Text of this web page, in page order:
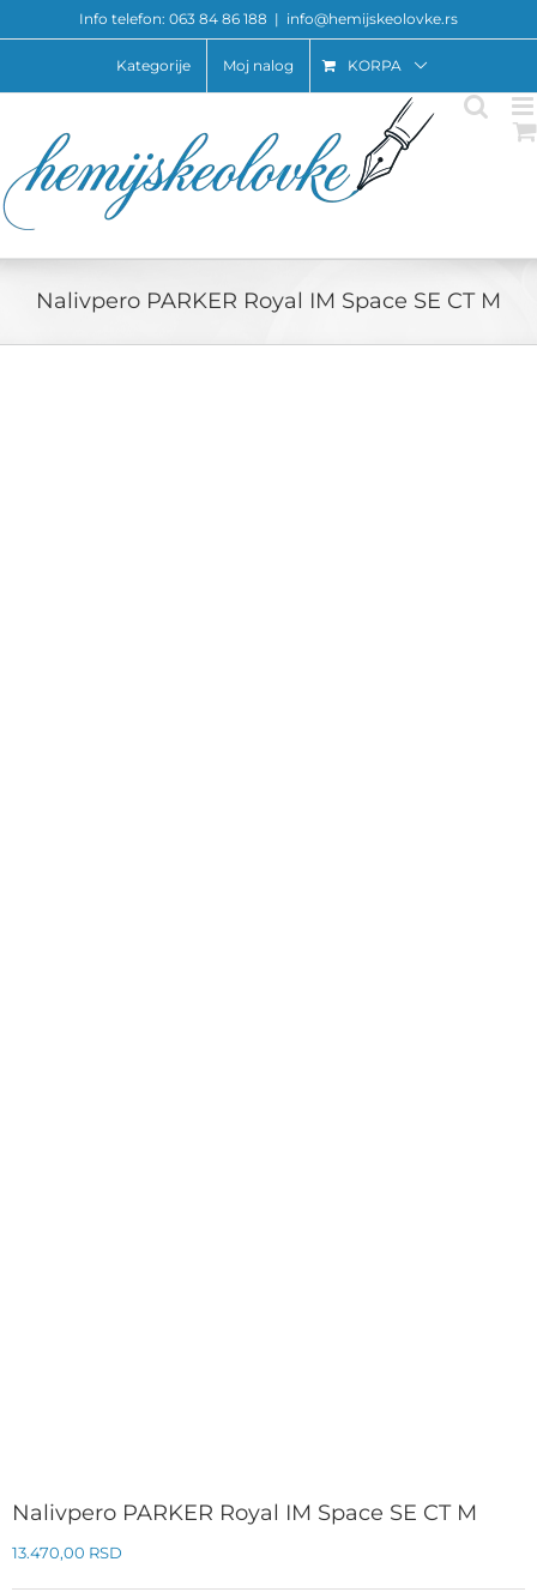
Info telefon: 063 84 86 188 | info@hemijskeolovke.rs
Kategorije Moj nalog KORPA
Nalivpero PARKER Royal IM Space SE CT M
Nalivpero PARKER Royal IM Space SE CT M
13.470,00 RSD